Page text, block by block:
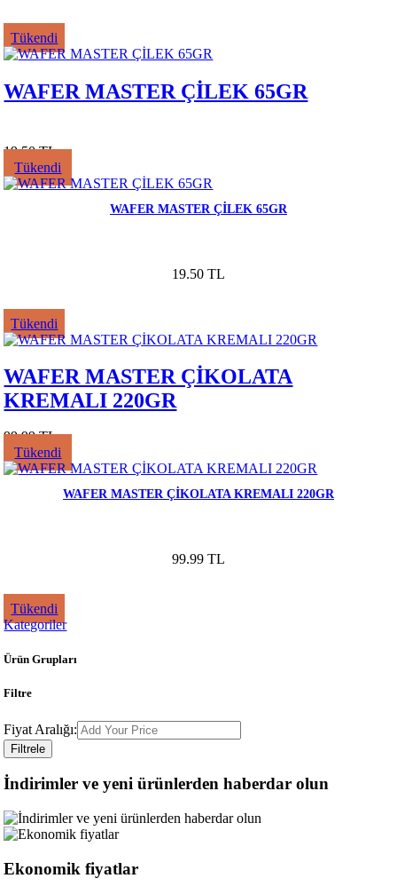
Tükendi
WAFER MASTER ÇİLEK 65GR
19.50 TL
Tükendi
WAFER MASTER ÇİLEK 65GR
19.50 TL
Tükendi
WAFER MASTER ÇİKOLATA
KREMALI 220GR
99.99 TL
Tükendi
WAFER MASTER ÇİKOLATA KREMALI 220GR
99.99 TL
Tükendi
Kategoriler
Ürün Grupları
Filtre
Fiyat Aralığı:
Filtrele
İndirimler ve yeni ürünlerden haberdar olun
Ekonomik fiyatlar